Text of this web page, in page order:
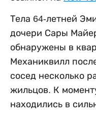
Тела 64-летней
дочери Сары
обнаружены в
Механиквилл
сосед несколько
жильцов. К
находились в